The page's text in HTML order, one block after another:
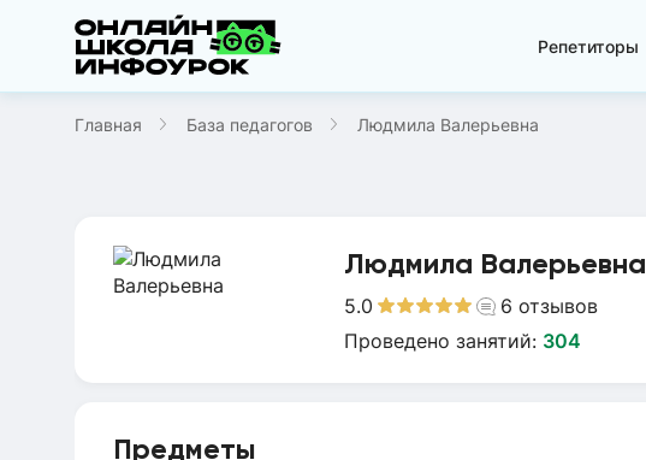
Репетиторы
Главная База педагогов Людмила Валерьевна
Людмила Валерьевна
5.0 6 отзывов
Проведено занятий: 304
Предметы